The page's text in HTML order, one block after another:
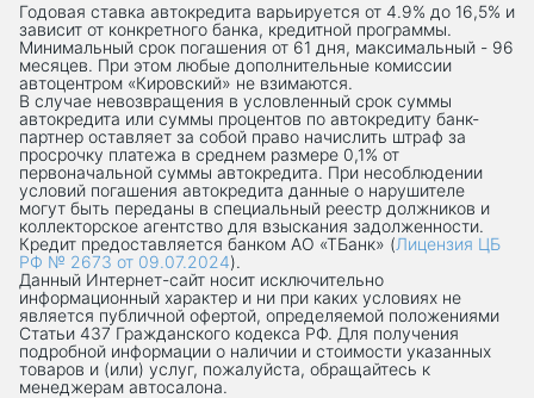
Годовая ставка автокредита варьируется от 4.9% до 16,5% и
зависит от конкретного банка, кредитной программы.
Минимальный срок погашения от 61 дня, максимальный - 96
месяцев. При этом любые дополнительные комиссии
автоцентром «Кировский» не взимаются.
В случае невозвращения в условленный срок суммы
автокредита или суммы процентов по автокредиту банк-
партнер оставляет за собой право начислить штраф за
просрочку платежа в среднем размере 0,1% от
первоначальной суммы автокредита. При несоблюдении
условий погашения автокредита данные о нарушителе
могут быть переданы в специальный реестр должников и
коллекторское агентство для взыскания задолженности.
Кредит предоставляется банком АО «ТБанк» (Лицензия ЦБ
РФ № 2673 от 09.07.2024).
Данный Интернет-сaйт носит исключительно
информационный характер и ни при каких условиях не
является публичной офертой, определяемой положениями
Статьи 437 Гражданского кодекса РФ. Для получения
подробной информации о наличии и стоимости указанных
товаров и (или) услуг, пожалуйста, обращайтесь к
менеджерам автосалона.